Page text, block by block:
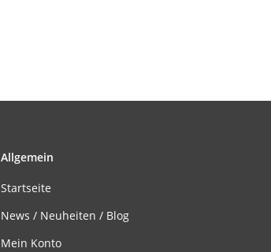
Allgemein
Startseite
News / Neuheiten / Blog
Mein Konto